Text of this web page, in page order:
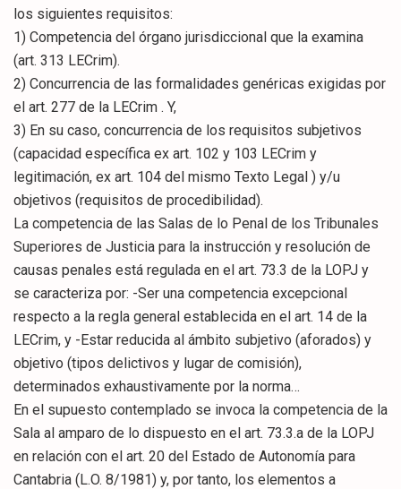
los siguientes requisitos:
1) Competencia del órgano jurisdiccional que la examina
(art. 313 LECrim).
2) Concurrencia de las formalidades genéricas exigidas por
el art. 277 de la LECrim . Y,
3) En su caso, concurrencia de los requisitos subjetivos
(capacidad específica ex art. 102 y 103 LECrim y
legitimación, ex art. 104 del mismo Texto Legal ) y/u
objetivos (requisitos de procedibilidad).
La competencia de las Salas de lo Penal de los Tribunales
Superiores de Justicia para la instrucción y resolución de
causas penales está regulada en el art. 73.3 de la LOPJ y
se caracteriza por: -Ser una competencia excepcional
respecto a la regla general establecida en el art. 14 de la
LECrim, y -Estar reducida al ámbito subjetivo (aforados) y
objetivo (tipos delictivos y lugar de comisión),
determinados exhaustivamente por la norma…
En el supuesto contemplado se invoca la competencia de la
Sala al amparo de lo dispuesto en el art. 73.3.a de la LOPJ
en relación con el art. 20 del Estado de Autonomía para
Cantabria (L.O. 8/1981) y, por tanto, los elementos a